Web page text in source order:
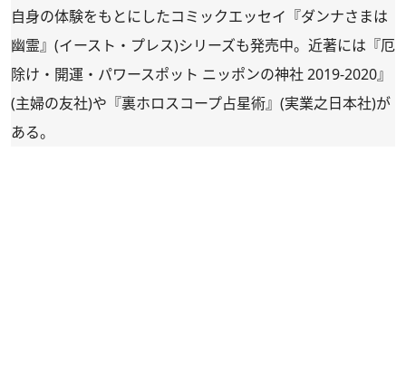
自身の体験をもとにしたコミックエッセイ『ダンナさまは
幽霊』(イースト・プレス)シリーズも発売中。近著には『厄
除け・開運・パワースポット ニッポンの神社 2019-2020』
(主婦の友社)や『裏ホロスコープ占星術』(実業之日本社)が
ある。